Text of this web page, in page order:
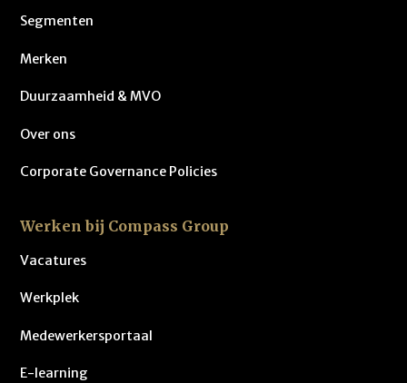
Segmenten
Merken
Duurzaamheid & MVO
Over ons
Corporate Governance Policies
Werken bij Compass Group
Vacatures
Werkplek
Medewerkersportaal
E-learning